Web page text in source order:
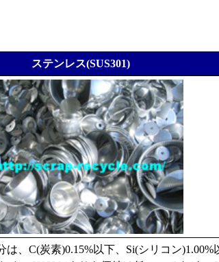
ステンレス(SUS301)
、C(炭素)0.15%以下、Si(シリコン)1.00%